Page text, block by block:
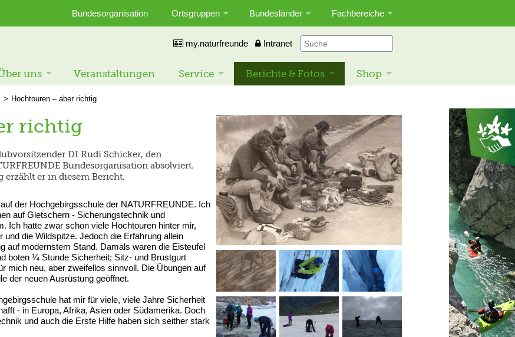
Bundesorganisation Ortsgruppen Bundesländer Fachbereiche
my.naturfreunde Intranet
uns Veranstaltungen Service Berichte & Fotos Shop
Hochtouren – aber richtig
richtig
DI Rudi Schicker, den
Bundesorganisation absolviert.
erzählt er in diesem Bericht.
der Hochgebirgsschule der NATURFREUNDE. Ich
auf Gletschern - Sicherungstechnik und
Ich hatte zwar schon viele Hochtouren hinter mir,
die Wildspitze. Jedoch die Erfahrung allein
auf modernstem Stand. Damals waren die Eisteufel
boten ¼ Stunde Sicherheit; Sitz- und Brustgurt
mich neu, aber zweifellos sinnvoll. Die Übungen auf
der neuen Ausrüstung geöffnet.
hat mir für viele, viele Jahre Sicherheit
- in Europa, Afrika, Asien oder Südamerika. Doch
und auch die Erste Hilfe haben sich seither stark